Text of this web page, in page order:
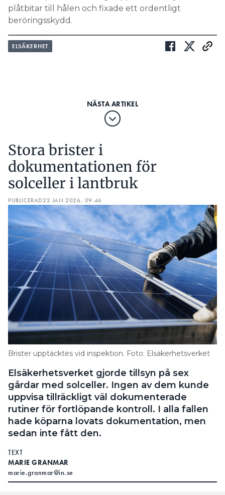
plåtbitar till hålen och fixade ett ordentligt
beröringsskydd.
ELSÄKERHET
Stora brister i
dokumentationen för
solceller i lantbruk
PUBLICERAD22 JAN 2026, 09:46
Brister upptäcktes vid inspektion. Foto: Elsäkerhetsverket
Elsäkerhetsverket gjorde tillsyn på sex
gårdar med solceller. Ingen av dem kunde
uppvisa tillräckligt väl dokumenterade
rutiner för fortlöpande kontroll. I alla fallen
hade köparna lovats dokumentation, men
sedan inte fått den.
TEXT
MARIE GRANMAR
marie.granmar@in.se